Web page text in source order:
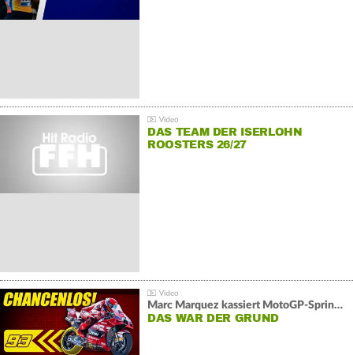
DAS TEAM DER ISERLOHN
ROOSTERS 26/27
Marc Marquez kassiert MotoGP-Sprint-Schlappe:
DAS WAR DER GRUND